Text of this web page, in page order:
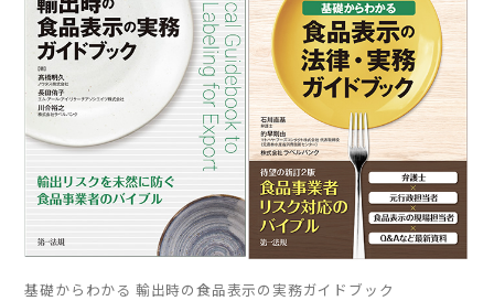
基礎からわかる 輸出時の食品表示の実務ガイドブック